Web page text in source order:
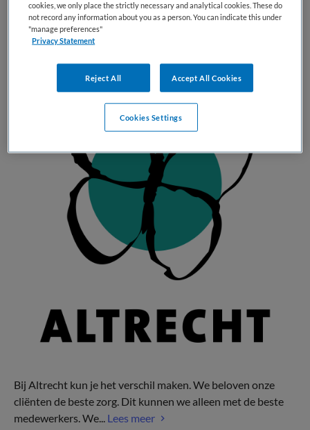
Bij Altrecht kun je het verschil maken. We beloven onze
cliënten de beste zorg. Dit kunnen we alleen met de beste
medewerkers. We... Lees meer
cookies, we only place the strictly necessary and analytical cookies. These do
not record any information about you as a person. You can indicate this under
"manage preferences"
Privacy Statement
Reject All Accept All Cookies
Cookies Settings